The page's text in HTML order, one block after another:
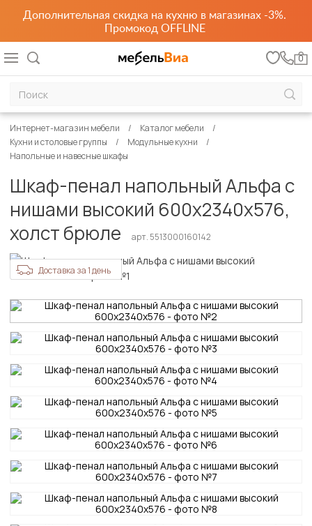
Дополнительная скидка на кухню в магазинах -3%.
Промокод OFFLINE
0
Интернет-магазин мебели
Каталог мебели
Кухни и столовые группы
Модульные кухни
Напольные и навесные шкафы
Шкаф-пенал напольный Альфа с
нишами высокий 600х2340х576,
холст брюле
арт. 5513000160142
Доставка за 1 день